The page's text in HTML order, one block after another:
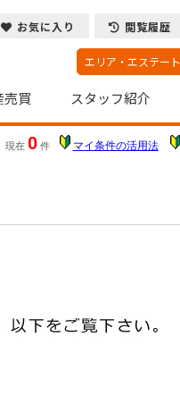
お気に入り 閲覧履歴
エリア・エステー
売買 スタッフ紹介
現在 0 件 マイ条件の活用法